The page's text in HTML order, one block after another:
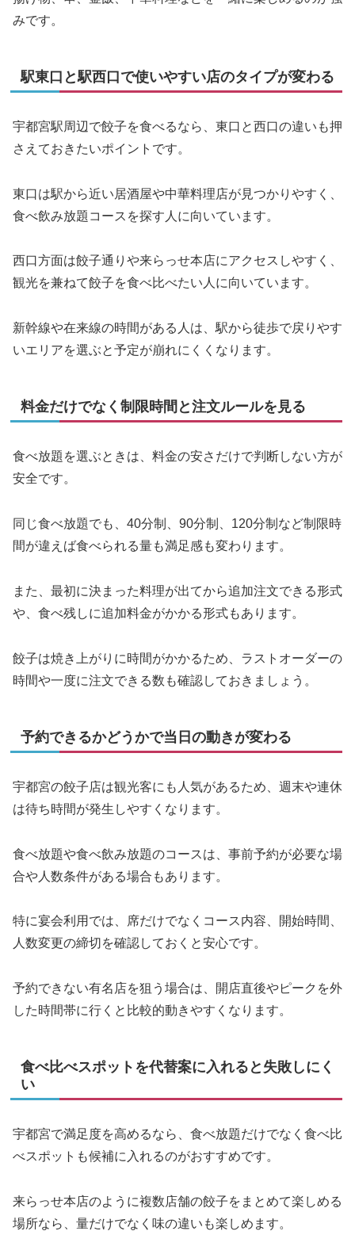
みです。
駅東口と駅西口で使いやすい店のタイプが変わる
宇都宮駅周辺で餃子を食べるなら、東口と西口の違いも押
さえておきたいポイントです。
東口は駅から近い居酒屋や中華料理店が見つかりやすく、
食べ飲み放題コースを探す人に向いています。
西口方面は餃子通りや来らっせ本店にアクセスしやすく、
観光を兼ねて餃子を食べ比べたい人に向いています。
新幹線や在来線の時間がある人は、駅から徒歩で戻りやす
いエリアを選ぶと予定が崩れにくくなります。
料金だけでなく制限時間と注文ルールを見る
食べ放題を選ぶときは、料金の安さだけで判断しない方が
安全です。
同じ食べ放題でも、40分制、90分制、120分制など制限時
間が違えば食べられる量も満足感も変わります。
また、最初に決まった料理が出てから追加注文できる形式
や、食べ残しに追加料金がかかる形式もあります。
餃子は焼き上がりに時間がかかるため、ラストオーダーの
時間や一度に注文できる数も確認しておきましょう。
予約できるかどうかで当日の動きが変わる
宇都宮の餃子店は観光客にも人気があるため、週末や連休
は待ち時間が発生しやすくなります。
食べ放題や食べ飲み放題のコースは、事前予約が必要な場
合や人数条件がある場合もあります。
特に宴会利用では、席だけでなくコース内容、開始時間、
人数変更の締切を確認しておくと安心です。
予約できない有名店を狙う場合は、開店直後やピークを外
した時間帯に行くと比較的動きやすくなります。
食べ比べスポットを代替案に入れると失敗しにく
い
宇都宮で満足度を高めるなら、食べ放題だけでなく食べ比
べスポットも候補に入れるのがおすすめです。
来らっせ本店のように複数店舗の餃子をまとめて楽しめる
場所なら、量だけでなく味の違いも楽しめます。